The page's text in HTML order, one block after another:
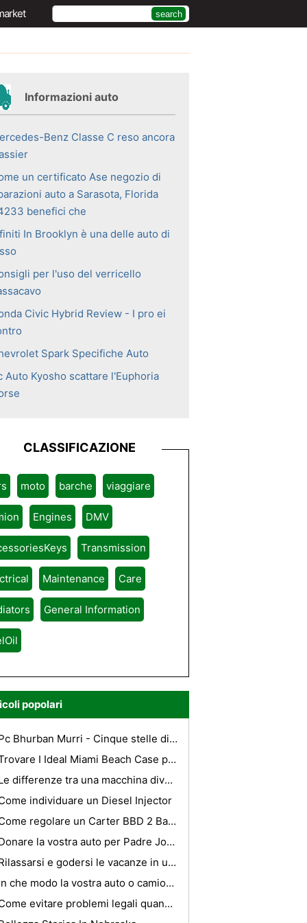
Informazioni auto
Benz Classe C reso ancora
un certificato Ase negozio di
auto a Sarasota, Florida
benefici che
In Brooklyn è una delle auto di
per l'uso del verricello
Civic Hybrid Review - I pro ei
Spark Specifiche Auto
Auto Kyosho scattare l'Euphoria
CLASSIFICAZIONE
moto barche viaggiare
Engines DMV
Transmission
Maintenance Care
General Information
popolari
Pc Bhurban Murri - Cinque stelle di lusso nel mezzo della foresta
Trovare I Ideal Miami Beach Case per le vacanze per la vostra vacanza da sogno
Le differenze tra una macchina divertente e un carburante di prima qualità Dragster
individuare un Diesel Injector
Come regolare un Carter BBD 2 Barrel
Donare la vostra auto per Padre Joes Car Donation Program
Rilassarsi e godersi le vacanze in un hotel
in che modo la vostra auto o camion può funzionare su acqua
Come evitare problemi legali quando si viaggia all'estero